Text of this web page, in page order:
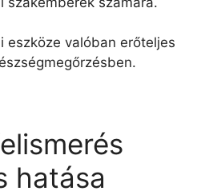
eszköze valóban erőteljes
hatása